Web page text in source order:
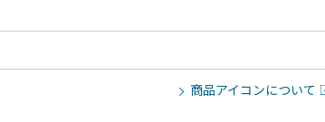
商品アイコンについて